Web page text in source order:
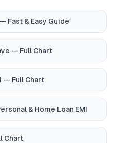
Fast & Easy Guide
— Full Chart
— Full Chart
& Home Loan EMI
Chart